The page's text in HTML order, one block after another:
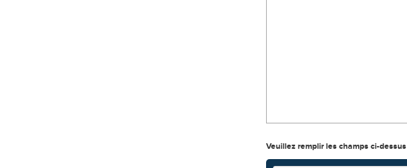
Veuillez remplir les champs ci-dessus